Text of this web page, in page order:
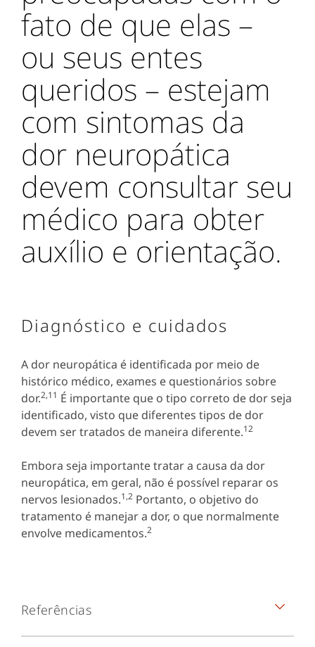
fato de que elas –
ou seus entes
queridos – estejam
com sintomas da
dor neuropática
devem consultar seu
médico para obter
auxílio e orientação.
Diagnóstico e cuidados
A dor neuropática é identificada por meio de
histórico médico, exames e questionários sobre
dor.2,11 É importante que o tipo correto de dor seja
identificado, visto que diferentes tipos de dor
devem ser tratados de maneira diferente.12
Embora seja importante tratar a causa da dor
neuropática, em geral, não é possível reparar os
nervos lesionados.1,2 Portanto, o objetivo do
tratamento é manejar a dor, o que normalmente
envolve medicamentos.2
Referências